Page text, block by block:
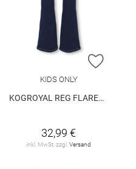
HINZUFÜGEN
ZUR
KIDS ONLY
KOGROYAL REG FLARED DNM PIM0237 NOOS
32,99 €
inkl. MwSt. zzgl. Versand